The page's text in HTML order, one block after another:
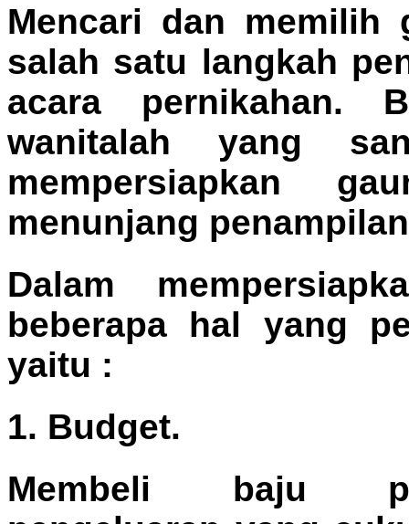
Mencari dan memilih
salah satu langkah
acara pernikahan.
wanitalah yang
mempersiapkan
menunjang
Dalam
beberapa hal yang
yaitu :
1. Budget.
Membeli baju